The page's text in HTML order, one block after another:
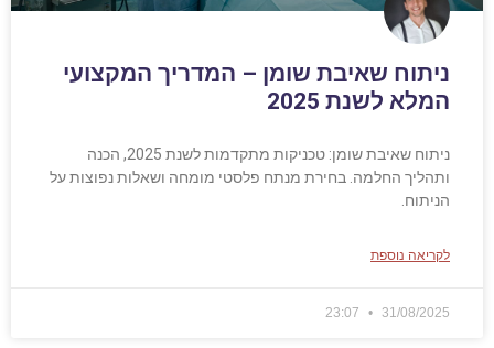
ניתוח שאיבת שומן – המדריך המקצועי
המלא לשנת 2025
ניתוח שאיבת שומן: טכניקות מתקדמות לשנת 2025, הכנה
ותהליך החלמה. בחירת מנתח פלסטי מומחה ושאלות נפוצות על
הניתוח.
לקריאה נוספת
31/08/2025